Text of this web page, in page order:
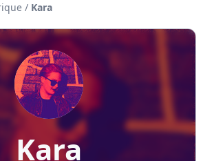
/ Kara
Kara